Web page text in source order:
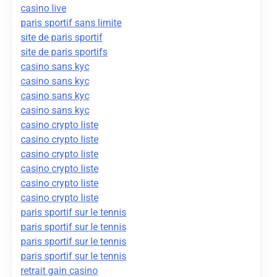
casino live
paris sportif sans limite
site de paris sportif
site de paris sportifs
casino sans kyc
casino sans kyc
casino sans kyc
casino sans kyc
casino crypto liste
casino crypto liste
casino crypto liste
casino crypto liste
casino crypto liste
casino crypto liste
paris sportif sur le tennis
paris sportif sur le tennis
paris sportif sur le tennis
paris sportif sur le tennis
retrait gain casino